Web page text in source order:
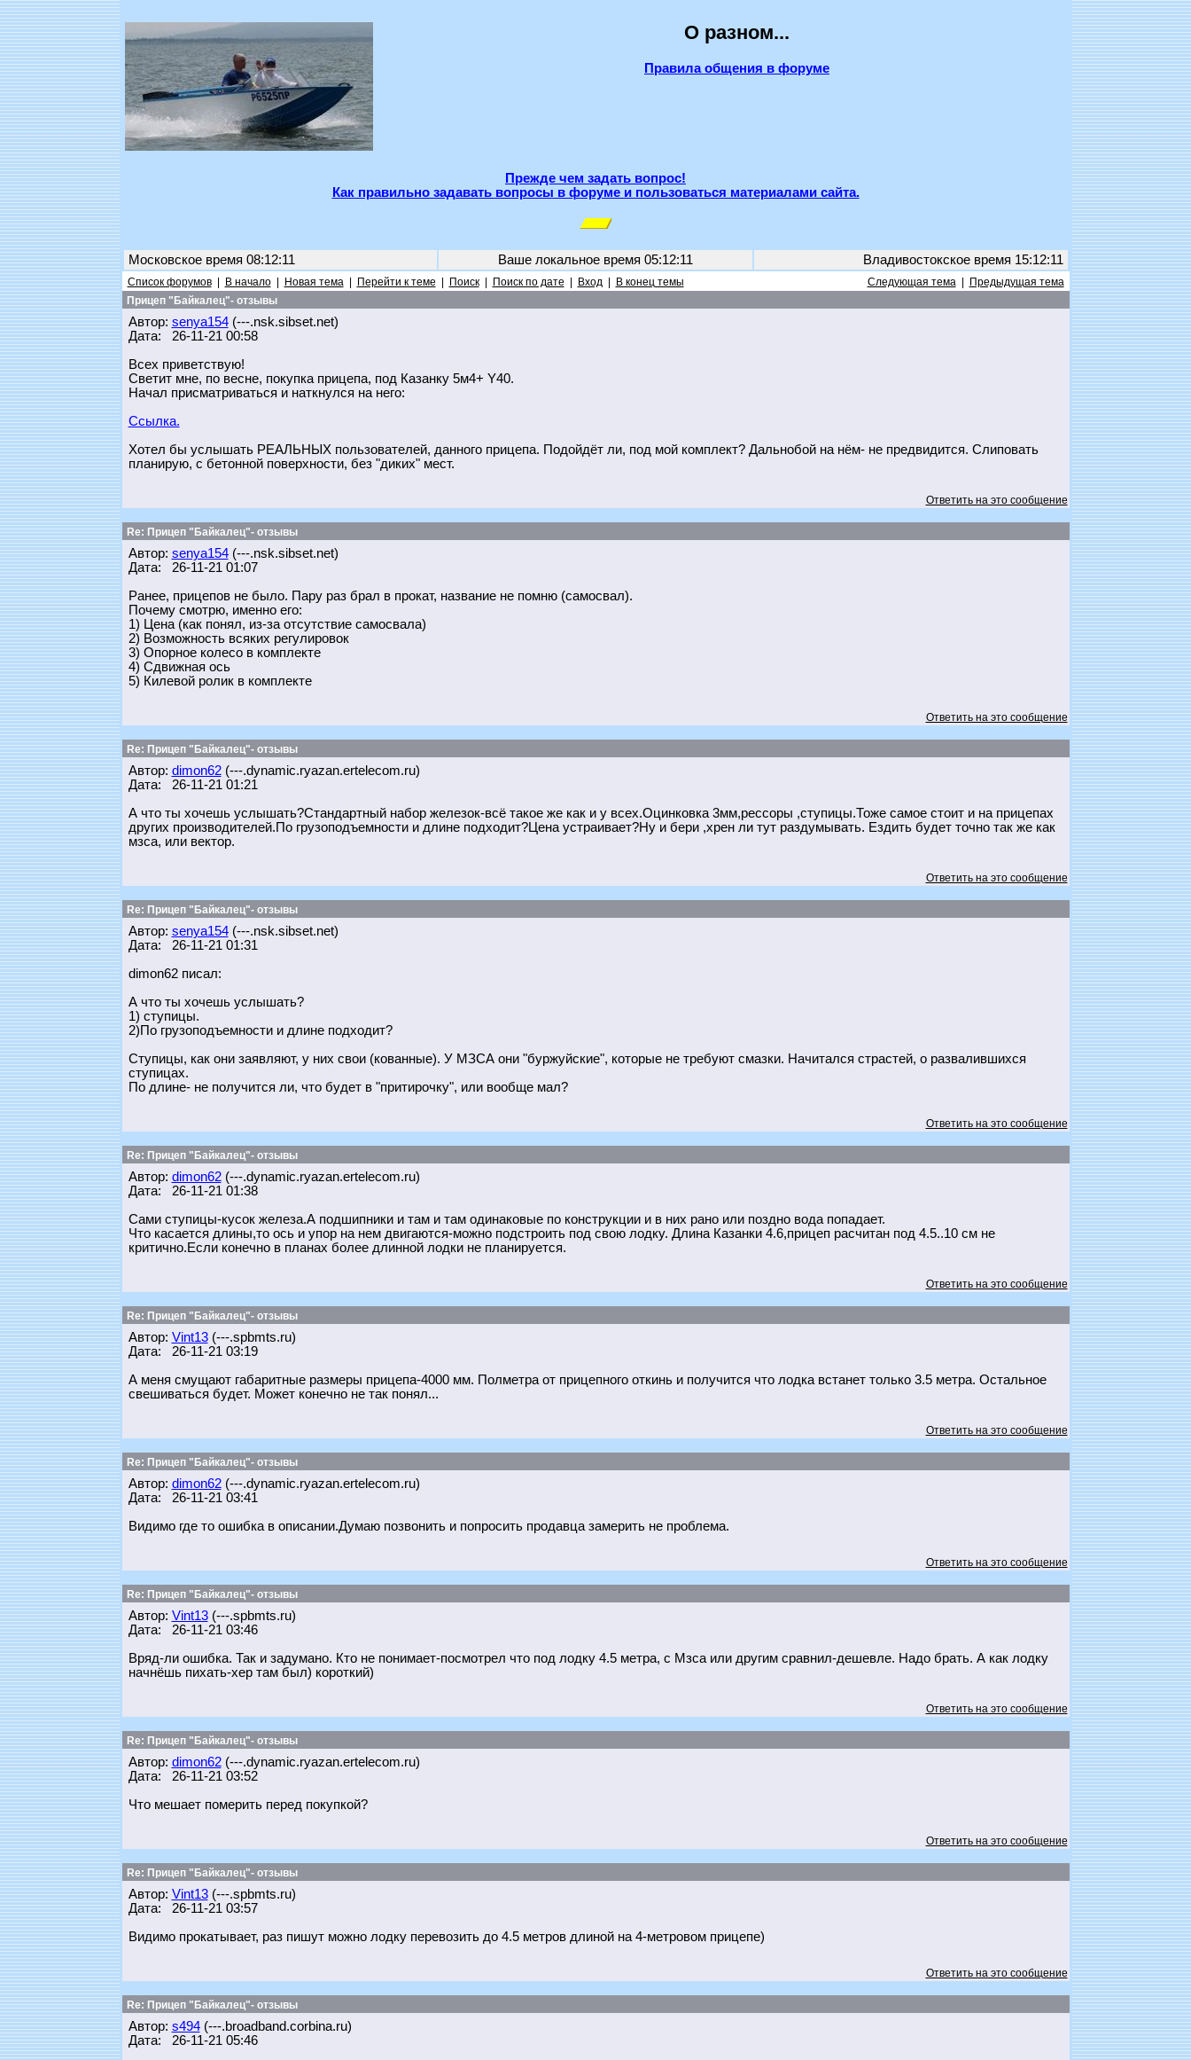
О разном...
Правила общения в форуме
Прежде чем задать вопрос!
Как правильно задавать вопросы в форуме и пользоваться материалами сайта.
Московское время 08:12:11 Ваше локальное время 05:12:11 Владивостокское время 15:12:11
Список форумов| В начало| Новая тема| Перейти к теме Поиск| Поиск по дате Вход| В конец темы Следующая тема|
Предыдущая тема
Прицеп "Байкалец"- отзывы
Автор: senya154(---.nsk.sibset.net)
Дата: 26-11-21 00:58
Всех приветствую!
Светит мне, по весне, покупка прицепа, под Казанку 5м4+ Y40.
Начал присматриваться и наткнулся на него:
Ссылка.
Хотел бы услышать РЕАЛЬНЫХ пользователей, данного прицепа. Подойдёт ли, под мой комплект? Дальнобой на нём- не предвидится. Слиповать
планирую, с бетонной поверхности, без "диких" мест.
Ответить на это сообщение
Re: Прицеп "Байкалец"- отзывы
Автор: senya154(---.nsk.sibset.net)
Дата: 26-11-21 01:07
Ранее, прицепов не было. Пару раз брал в прокат, название не помню (самосвал).
Почему смотрю, именно его:
1) Цена (как понял, из-за отсутствие самосвала)
2) Возможность всяких регулировок
3) Опорное колесо в комплекте
4) Сдвижная ось
5) Килевой ролик в комплекте
Ответить на это сообщение
Re: Прицеп "Байкалец"- отзывы
Автор: dimon62(---.dynamic.ryazan.ertelecom.ru)
Дата: 26-11-21 01:21
А что ты хочешь услышать?Стандартный набор железок-всё такое же как и у всех.Оцинковка 3мм,рессоры ,ступицы.Тоже самое стоит и на прицепах
других производителей.По грузоподъемности и длине подходит?Цена устраивает?Ну и бери ,хрен ли тут раздумывать. Ездить будет точно так же как
мзса, или вектор.
Ответить на это сообщение
Re: Прицеп "Байкалец"- отзывы
Автор: senya154(---.nsk.sibset.net)
Дата: 26-11-21 01:31
dimon62 писал:
А что ты хочешь услышать?
1) ступицы.
2)По грузоподъемности и длине подходит?
Ступицы, как они заявляют, у них свои (кованные). У МЗСА они "буржуйские", которые не требуют смазки. Начитался страстей, о развалившихся
ступицах.
По длине- не получится ли, что будет в "притирочку", или вообще мал?
Ответить на это сообщение
Re: Прицеп "Байкалец"- отзывы
Автор: dimon62(---.dynamic.ryazan.ertelecom.ru)
Дата: 26-11-21 01:38
Сами ступицы-кусок железа.А подшипники и там и там одинаковые по конструкции и в них рано или поздно вода попадает.
Что касается длины,то ось и упор на нем двигаются-можно подстроить под свою лодку. Длина Казанки 4.6,прицеп расчитан под 4.5..10 см не
критично.Если конечно в планах более длинной лодки не планируется.
Ответить на это сообщение
Re: Прицеп "Байкалец"- отзывы
Автор: Vint13(---.spbmts.ru)
Дата: 26-11-21 03:19
А меня смущают габаритные размеры прицепа-4000 мм. Полметра от прицепного откинь и получится что лодка встанет только 3.5 метра. Остальное
свешиваться будет. Может конечно не так понял...
Ответить на это сообщение
Re: Прицеп "Байкалец"- отзывы
Автор: dimon62(---.dynamic.ryazan.ertelecom.ru)
Дата: 26-11-21 03:41
Видимо где то ошибка в описании.Думаю позвонить и попросить продавца замерить не проблема.
Ответить на это сообщение
Re: Прицеп "Байкалец"- отзывы
Автор: Vint13(---.spbmts.ru)
Дата: 26-11-21 03:46
Вряд-ли ошибка. Так и задумано. Кто не понимает-посмотрел что под лодку 4.5 метра, с Мзса или другим сравнил-дешевле. Надо брать. А как лодку
начнёшь пихать-хер там был) короткий)
Ответить на это сообщение
Re: Прицеп "Байкалец"- отзывы
Автор: dimon62(---.dynamic.ryazan.ertelecom.ru)
Дата: 26-11-21 03:52
Что мешает померить перед покупкой?
Ответить на это сообщение
Re: Прицеп "Байкалец"- отзывы
Автор: Vint13(---.spbmts.ru)
Дата: 26-11-21 03:57
Видимо прокатывает, раз пишут можно лодку перевозить до 4.5 метров длиной на 4-метровом прицепе)
Ответить на это сообщение
Re: Прицеп "Байкалец"- отзывы
Автор: s494(---.broadband.corbina.ru)
Дата: 26-11-21 05:46